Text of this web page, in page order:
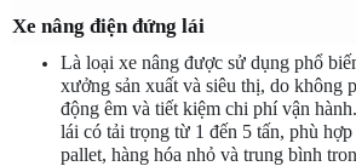
Xe nâng điện đứng lái
Là loại xe nâng được sử dụng phổ
xưởng sản xuất và siêu thị, do không
động êm và tiết kiệm chi phí vận
lái có tải trọng từ 1 đến 5 tấn, phù
pallet, hàng hóa nhỏ và trung bình